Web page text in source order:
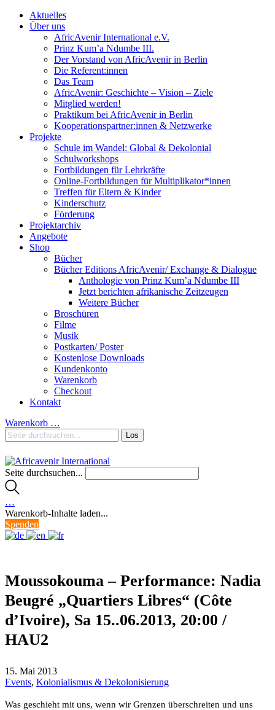
Aktuelles
Über uns
AfricAvenir International e.V.
Prinz Kum’a Ndumbe III.
Der Vorstand von AfricAvenir in Berlin
Die Referent:innen
Das Team
AfricAvenir: Geschichte – Vision – Ziele
Mitglied werden!
Praktikum bei AfricAvenir in Berlin
Kooperationspartner:innen & Netzwerke
Projekte
Schule im Wandel: Global & Dekolonial
Schulworkshops
Fortbildungen für Lehrkräfte
Online-Fortbildungen für Multiplikator*innen
Treffen für Eltern & Kinder
Kinderschutz
Förderung
Projektarchiv
Angebote
Shop
Bücher
Bücher Editions AfricAvenir/ Exchange & Dialogue
Anthologie von Prinz Kum’a Ndumbe III
Jetzt berichten afrikanische Zeitzeugen
Weitere Bücher
Broschüren
Filme
Musik
Postkarten/ Poster
Kostenlose Downloads
Kundenkonto
Warenkorb
Checkout
Kontakt
Warenkorb …
Seite durchsuchen...
…
Warenkorb-Inhalte laden...
Spenden
Moussokouma – Performance: Nadia
Beugré „Quartiers Libres“ (Côte
d’Ivoire), Sa 15..06.2013, 20:00 /
HAU2
15. Mai 2013
Events, Kolonialismus & Dekolonisierung
Was geschieht mit uns, wenn wir Grenzen überschreiten und uns